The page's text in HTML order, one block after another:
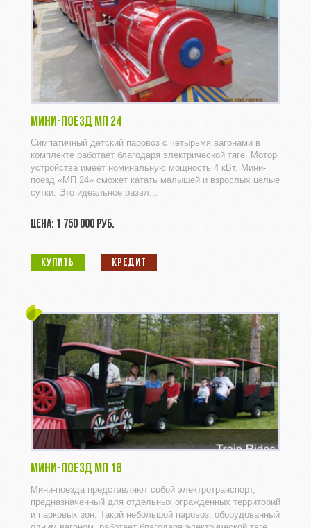
МИНИ-ПОЕЗД МП 24
Симпатичный детский паровоз с четырьмя вагонами в
комплекте работает благодаря электрической тяге. Мотор
устройства имеет номинальную мощность 4 кВт. Мини-
поезд «МП 24» сможет катать малышей и взрослых целые
сутки. Это идеальное развл...
ЦЕНА: 1 750 000 РУБ.
КУПИТЬ КРЕДИТ
МИНИ-ПОЕЗД МП 16
Мини-поезда представляют собой электротранспорт,
предназначенный для отдельных огражденных территорий
и парковых зон. Такой небольшой паровоз, оборудованный